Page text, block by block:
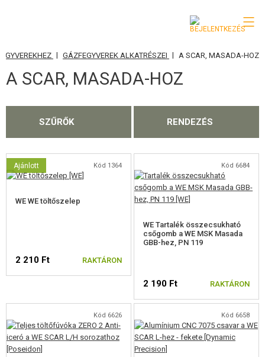
KATEGÓRIA
AIRSOFT FEGYVEREK
GRÁNÁTVETŐK, GRÁNÁTOK
LÖVEDÉK, GÁZ
RÁDIÓS, FEJHALLGATÓ, KAMERÁK
KIEGÉSZÍTŐK, HORDSZÍJAK
| GÁZFEGYVEREK ALKATRÉSZEI | A SCAR, MASADA-HOZ
A SCAR, MASADA-HOZ
SZŰRŐK RENDEZÉS
Ajánlott Kód 1364
WE WE töltőszelep
2 210 Ft RAKTÁRON
Kód 6684
WE Tartalék összecsukható
csőgomb a WE MSK Masada
GBB-hez, PN 119
2 190 Ft RAKTÁRON
Kód 6626 Kód 6658